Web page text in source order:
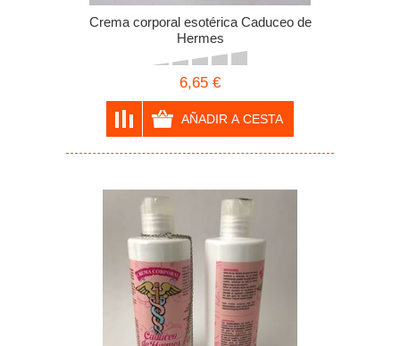
Crema corporal esotérica Caduceo de
Hermes
6,65 €